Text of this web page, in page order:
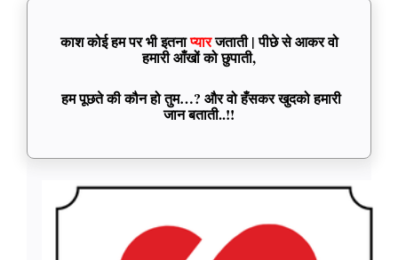
काश कोई हम पर भी इतनाप्यारजताती | पीछे से आकर वो
हमारी आँखों को छुपाती,
हम पूछते की कौन हो तुम…? और वो हँसकर खुदको हमारी
जान बताती..!!